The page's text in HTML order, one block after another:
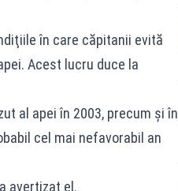
în care căpitanii evită
Acest lucru duce la
al apei în 2003, precum şi în
cel mai nefavorabil an
avertizat el.